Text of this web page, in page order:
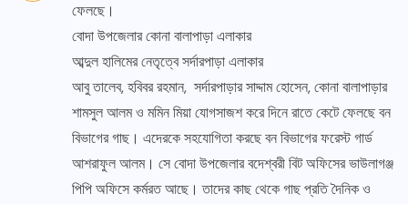
ফেলছে।
বোদা উপজেলার কোনা বালাপাড়া এলাকার
আব্দুল হালিমের নেতৃত্বে সর্দারপাড়া এলাকার
আবু তালেব, হবিবর রহমান, সর্দারপাড়ার সাদ্দাম হোসেন, কোনা বালাপাড়ার
শামসুল আলম ও মমিন মিয়া যোগসাজশ করে দিনে রাতে কেটে ফেলছে বন
বিভাগের গাছ। এদেরকে সহযোগিতা করছে বন বিভাগের ফরেস্ট গার্ড
আশরাফুল আলম। সে বোদা উপজেলার বদেশ্বরী বিট অফিসের ভাউলাগঞ্জ
পিপি অফিসে কর্মরত আছে। তাদের কাছ থেকে গাছ প্রতি দৈনিক ও